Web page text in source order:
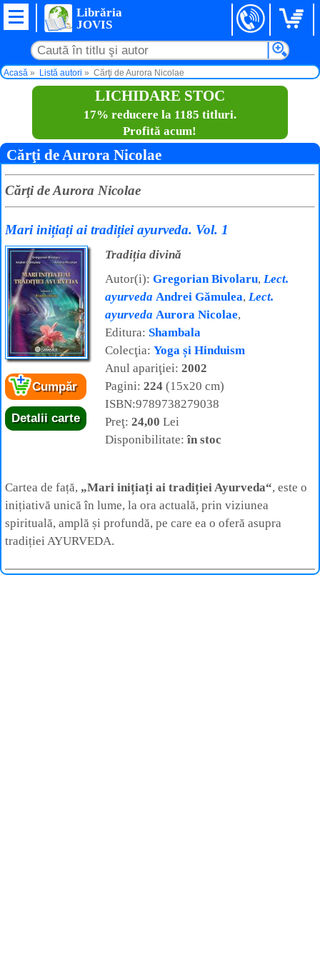
Librăria
JOVIS
Acasă Listă autori Cărţi de Aurora Nicolae
LICHIDARE STOC
17% reducere la 1185 titluri.
Profită acum!
Cărţi de Aurora Nicolae
Cărţi de Aurora Nicolae
Mari inițiați ai tradiției ayurveda. Vol. 1
Cumpăr
Detalii carte
Tradiția divină
Autor(i): Gregorian Bivolaru, Lect.
ayurveda Andrei Gămulea, Lect.
ayurveda Aurora Nicolae,
Editura: Shambala
Colecţia: Yoga și Hinduism
Anul apariţiei: 2002
Pagini: 224 (15x20 cm)
ISBN:9789738279038
Preţ: 24,00 Lei
Disponibilitate:în stoc
Cartea de față, „Mari inițiați ai tradiției Ayurveda“, este o
inițiativă unică în lume, la ora actuală, prin viziunea
spirituală, amplă și profundă, pe care ea o oferă asupra
tradiției AYURVEDA.